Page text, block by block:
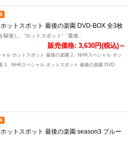
ットスポット 最後の楽園 DVD-BOX 全3枚
使し、“ホットスポット”「最後..
販売価格: 3,630円(税込)～
ル ホットスポット 最後の楽園 2、NHKスペシャル ホッ
3、NHKスペシャル ホットスポット 最後の楽園 DVD-
ットスポット 最後の楽園 season3 ブルー